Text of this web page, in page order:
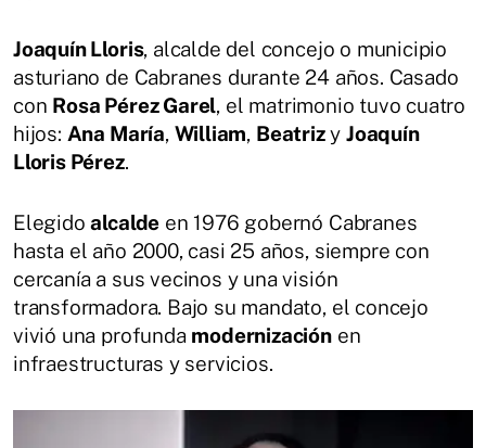
Joaquín Lloris, alcalde del concejo o municipio
asturiano de Cabranes durante 24 años. Casado
con Rosa Pérez Garel, el matrimonio tuvo cuatro
hijos: Ana María, William, Beatrizy Joaquín
Lloris Pérez.
Elegidoalcalde en 1976 gobernó Cabranes
hasta el año 2000, casi 25 años, siempre con
cercanía a sus vecinos y una visión
transformadora. Bajo su mandato, el concejo
vivió una profunda modernizaciónen
infraestructuras y servicios.